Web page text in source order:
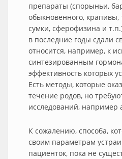
препараты (спорыньи,
обыкновенного,
сумки, сферофизина и
в последние годы сдали
относится, например, к
синтезированным
эффективность которых
Есть методы, которые
течение родов, но
исследований, например
К сожалению, способа,
своим параметрам
пациенток, пока не